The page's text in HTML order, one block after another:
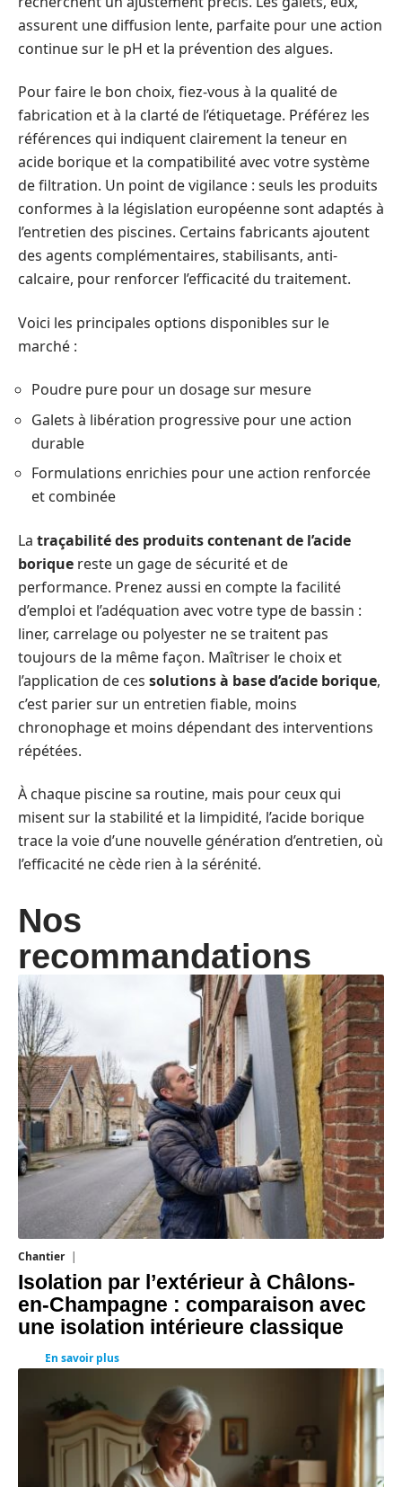
assurent une diffusion lente, parfaite pour une action
continue sur le pH et la prévention des algues.
Pour faire le bon choix, fiez-vous à la qualité de
fabrication et à la clarté de l’étiquetage. Préférez les
références qui indiquent clairement la teneur en
acide borique et la compatibilité avec votre système
de filtration. Un point de vigilance : seuls les produits
conformes à la législation européenne sont adaptés à
l’entretien des piscines. Certains fabricants ajoutent
des agents complémentaires, stabilisants, anti-
calcaire, pour renforcer l’efficacité du traitement.
Voici les principales options disponibles sur le
marché :
Poudre pure pour un dosage sur mesure
Galets à libération progressive pour une action
durable
Formulations enrichies pour une action renforcée
et combinée
La traçabilité des produits contenant de l’acide
borique reste un gage de sécurité et de
performance. Prenez aussi en compte la facilité
d’emploi et l’adéquation avec votre type de bassin :
liner, carrelage ou polyester ne se traitent pas
toujours de la même façon. Maîtriser le choix et
l’application de ces solutions à base d’acide borique,
c’est parier sur un entretien fiable, moins
chronophage et moins dépendant des interventions
répétées.
À chaque piscine sa routine, mais pour ceux qui
misent sur la stabilité et la limpidité, l’acide borique
trace la voie d’une nouvelle génération d’entretien, où
l’efficacité ne cède rien à la sérénité.
Nos
recommandations
Chantier
Isolation par l’extérieur à Châlons-
en-Champagne : comparaison avec
une isolation intérieure classique
En savoir plus